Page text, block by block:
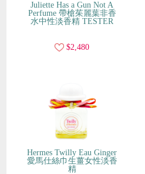
Juliette Has a Gun Not A
Perfume 帶槍茱麗葉非香
水中性淡香精 TESTER
$2,480
Hermes Twilly Eau Ginger
愛馬仕絲巾生薑女性淡香
精